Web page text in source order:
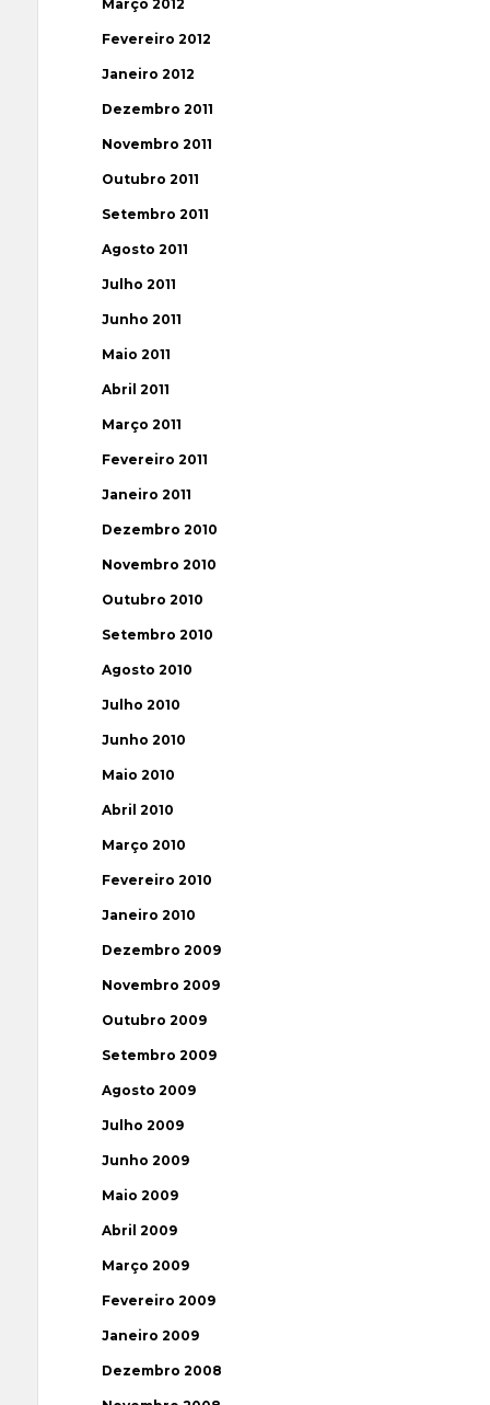
Março 2012
Fevereiro 2012
Janeiro 2012
Dezembro 2011
Novembro 2011
Outubro 2011
Setembro 2011
Agosto 2011
Julho 2011
Junho 2011
Maio 2011
Abril 2011
Março 2011
Fevereiro 2011
Janeiro 2011
Dezembro 2010
Novembro 2010
Outubro 2010
Setembro 2010
Agosto 2010
Julho 2010
Junho 2010
Maio 2010
Abril 2010
Março 2010
Fevereiro 2010
Janeiro 2010
Dezembro 2009
Novembro 2009
Outubro 2009
Setembro 2009
Agosto 2009
Julho 2009
Junho 2009
Maio 2009
Abril 2009
Março 2009
Fevereiro 2009
Janeiro 2009
Dezembro 2008